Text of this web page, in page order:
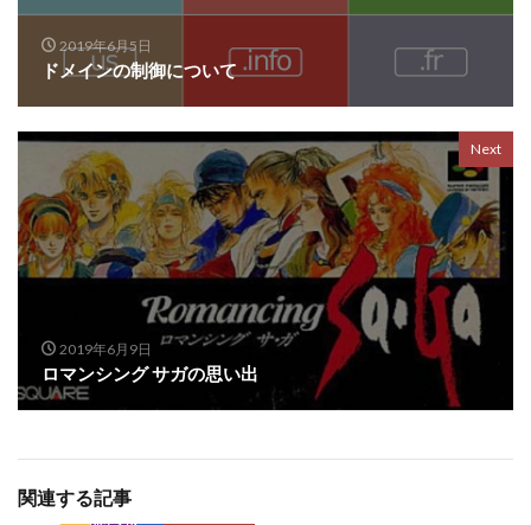
2019年6月5日
ドメインの制御について
Next
2019年6月9日
ロマンシング サガの思い出
関連する記事